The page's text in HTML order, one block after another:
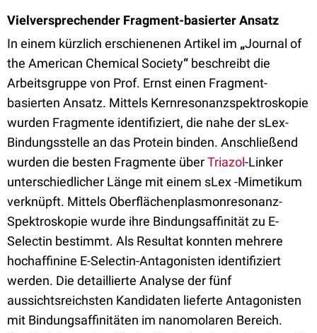
Vielversprechender Fragment-basierter Ansatz
In einem kürzlich erschienenen Artikel im „Journal of
the American Chemical Society“ beschreibt die
Arbeitsgruppe von Prof. Ernst einen Fragment-
basierten Ansatz. Mittels Kernresonanzspektroskopie
wurden Fragmente identifiziert, die nahe der sLex-
Bindungsstelle an das Protein binden. Anschließend
wurden die besten Fragmente überTriazol-Linker
unterschiedlicher Länge mit einem sLex -Mimetikum
verknüpft. Mittels Oberflächenplasmonresonanz-
Spektroskopie wurde ihre Bindungsaffinität zu E-
Selectin bestimmt. Als Resultat konnten mehrere
hochaffinine E-Selectin-Antagonisten identifiziert
werden. Die detaillierte Analyse der fünf
aussichtsreichsten Kandidaten lieferte Antagonisten
mit Bindungsaffinitäten im nanomolaren Bereich.